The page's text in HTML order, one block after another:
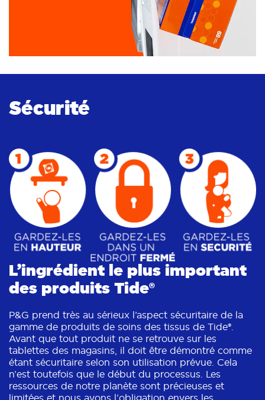
Sécurité
L’ingrédient le plus important
des produits Tide®
P&G prend très au sérieux l’aspect sécuritaire de la
gamme de produits de soins des tissus de Tide®.
Avant que tout produit ne se retrouve sur les
tablettes des magasins, il doit être démontré comme
étant sécuritaire selon son utilisation prévue. Cela
n’est toutefois que le début du processus. Les
ressources de notre planète sont précieuses et
limitées et nous avons l’obligation envers les